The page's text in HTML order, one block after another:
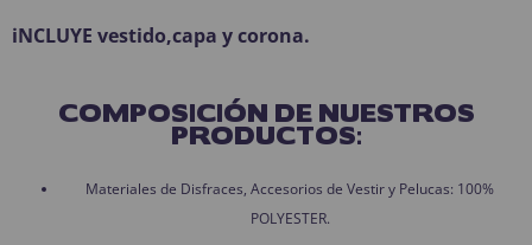
iNCLUYE vestido,capa y corona.
COMPOSICIÓN DE NUESTROS
PRODUCTOS:
Materiales de Disfraces, Accesorios de Vestir y Pelucas: 100%
POLYESTER.